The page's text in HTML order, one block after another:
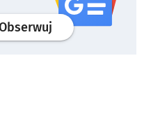
profilgoogle news